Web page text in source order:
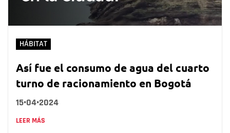
HÁBITAT
Así fue el consumo de agua del cuarto
turno de racionamiento en Bogotá
15•04•2024
LEER MÁS